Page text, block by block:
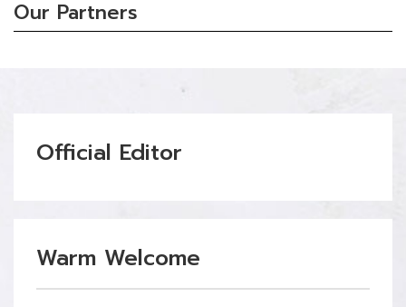
Our Partners
Official Editor
Warm Welcome